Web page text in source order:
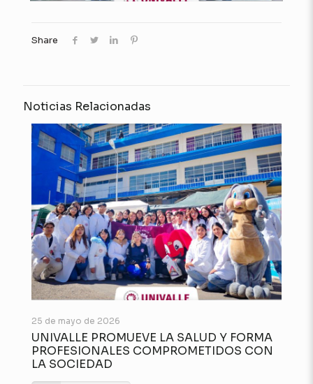
Share
Noticias Relacionadas
25 de mayo de 2026
UNIVALLE PROMUEVE LA SALUD Y FORMA
PROFESIONALES COMPROMETIDOS CON
LA SOCIEDAD